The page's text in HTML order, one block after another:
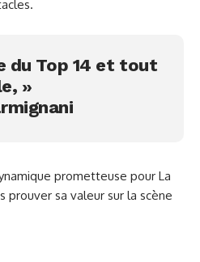
du Top 14 et tout
»
prometteuse pour La
prouver sa valeur sur la scène